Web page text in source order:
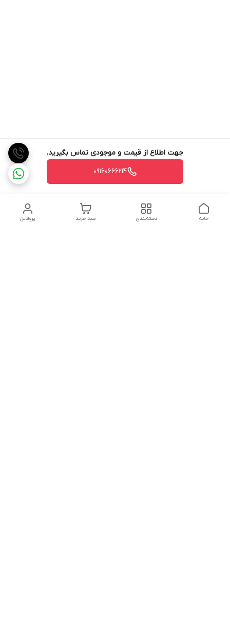
جهت اطلاع از قیمت و موجودی تماس بگیرید.
09160666214
پروفایل سبد خرید دسته‌بندی خانه